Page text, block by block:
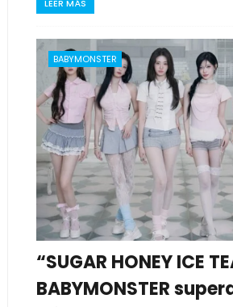
LEER MÁS
BABYMONSTER
“SUGAR HONEY ICE
BABYMONSTER